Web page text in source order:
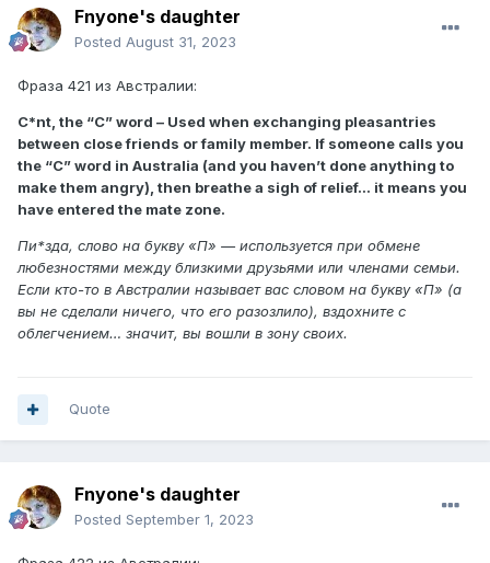
Fnyone's daughter
Posted August 31, 2023
Фраза 421 из Австралии:
C*nt, the “C” word – Used when exchanging pleasantries
between close friends or family member. If someone calls you
the “C” word in Australia (and you haven’t done anything to
make them angry), then breathe a sigh of relief… it means you
have entered the mate zone.
Пи*зда, слово на букву «П» — используется при обмене
любезностями между близкими друзьями или членами семьи.
Если кто-то в Австралии называет вас словом на букву «П» (а
вы не сделали ничего, что его разозлило), вздохните с
облегчением… значит, вы вошли в зону своих.
Quote
Fnyone's daughter
Posted September 1, 2023